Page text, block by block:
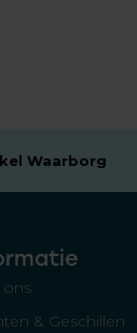
Waarborg
ons
& Geschillen